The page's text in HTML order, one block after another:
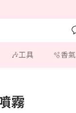
🎶工具 🫧香氣
霧